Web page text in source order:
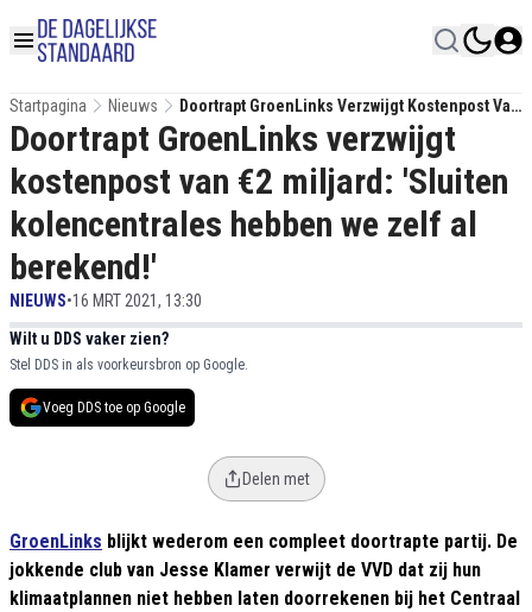
Startpagina Nieuws
Doortrapt GroenLinks Verzwijgt Kostenpost Van
€2 Miljard: 'Sluiten Kolencentrales Hebben We
Zelf Al Berekend!'
Doortrapt GroenLinks verzwijgt
kostenpost van €2 miljard: 'Sluiten
kolencentrales hebben we zelf al
berekend!'
NIEUWS•16 MRT 2021, 13:30
Wilt u DDS vaker zien?
Stel DDS in als voorkeursbron op Google.
Voeg DDS toe op Google
Delen met
GroenLinks blijkt wederom een compleet doortrapte partij. De
jokkende club van Jesse Klamer verwijt de VVD dat zij hun
klimaatplannen niet hebben laten doorrekenen bij het Centraal